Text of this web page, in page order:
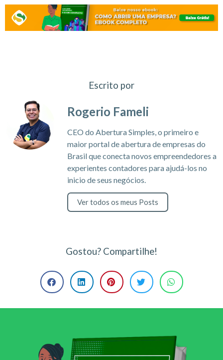
Escrito por
Rogerio Fameli
CEO do Abertura Simples, o primeiro e
maior portal de abertura de empresas do
Brasil que conecta novos empreendedores a
experientes contadores para ajudá-los no
inicio de seus negócios.
Ver todos os meus Posts
Gostou? Compartilhe!